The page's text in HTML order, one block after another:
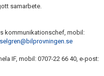
samarbete.
kommunikationschef, mobil:
IF, mobil: 0707-22 66 40, e-post: